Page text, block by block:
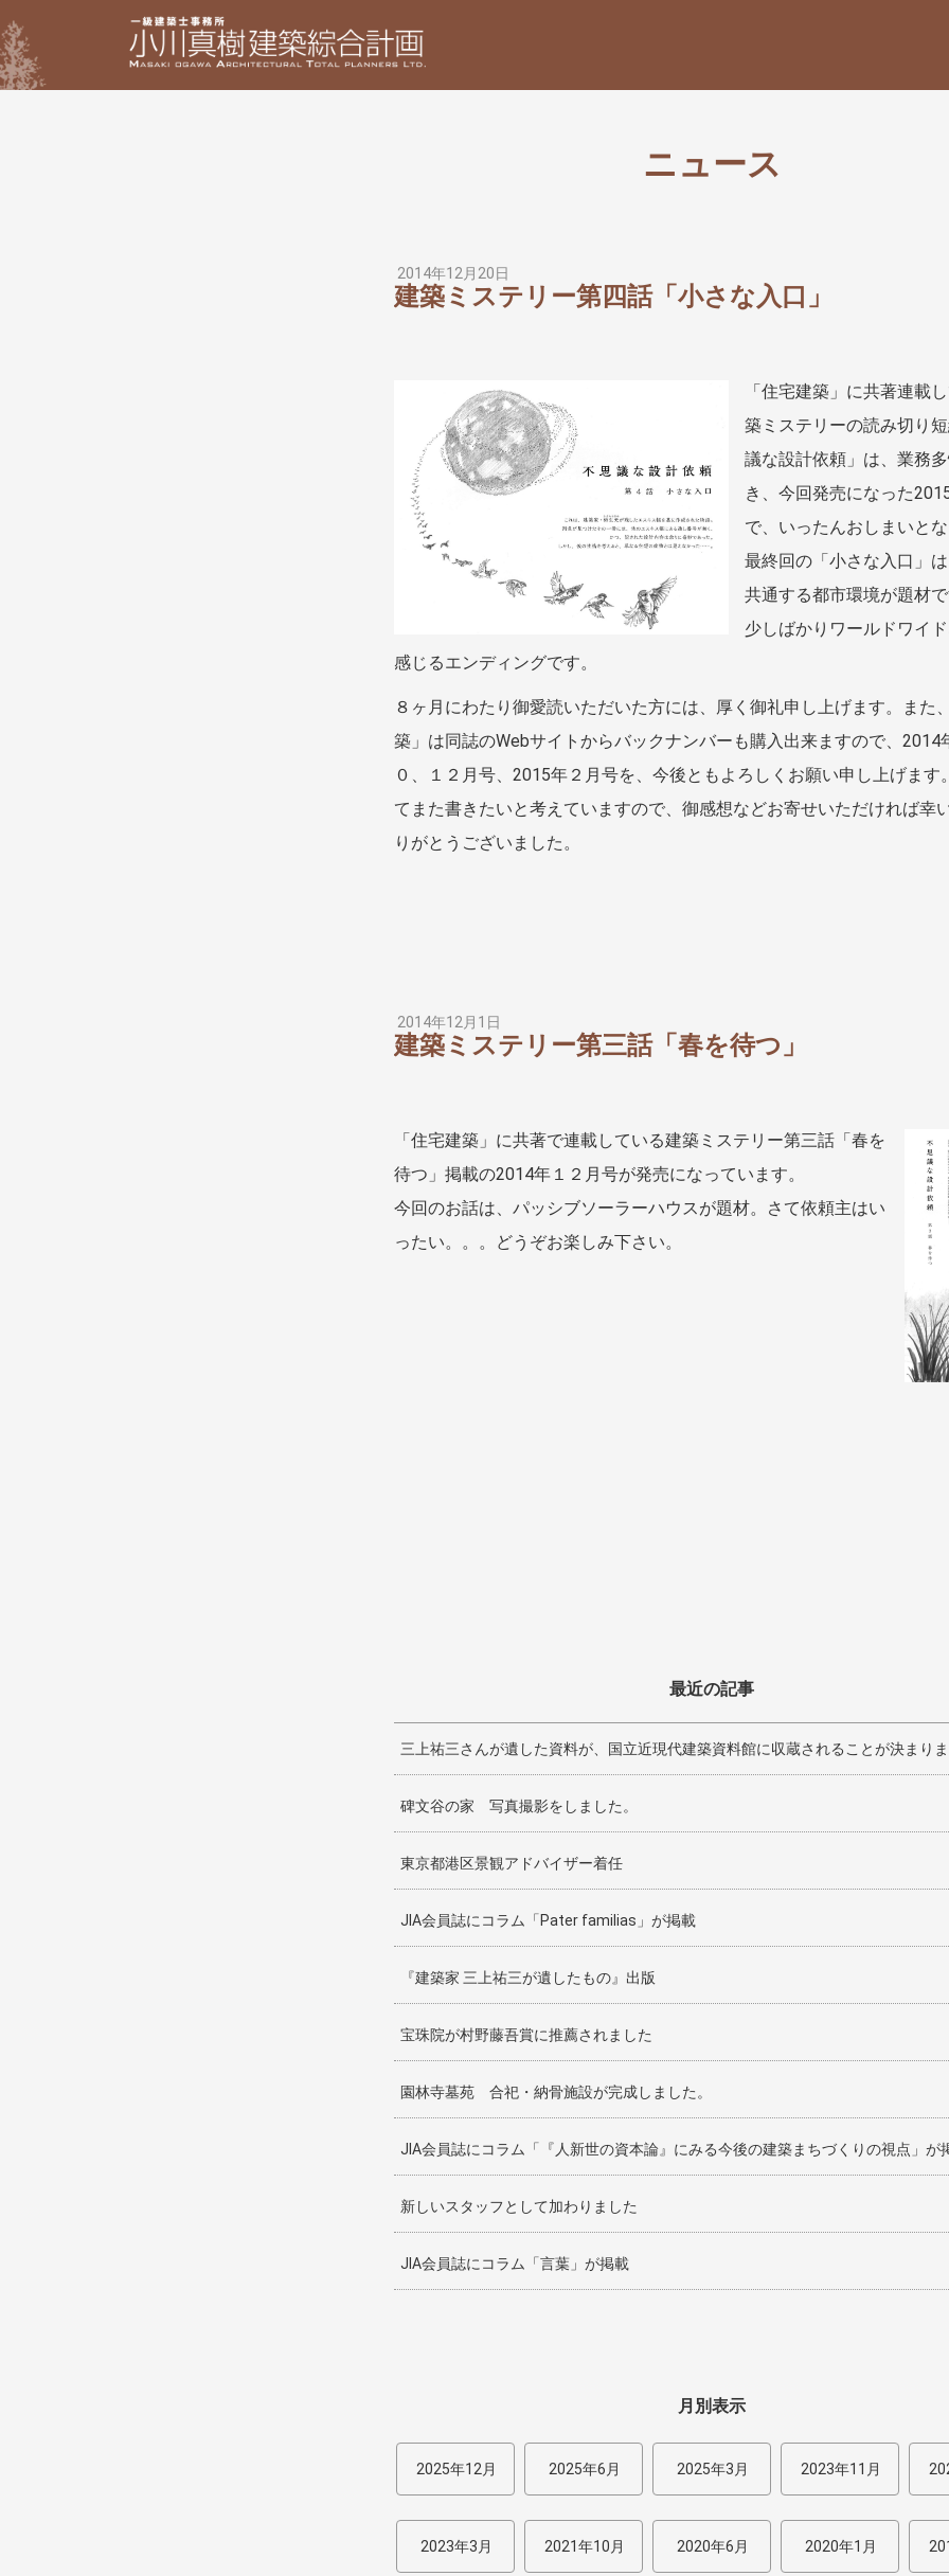
ニュース
2014年12月20日
建築ミステリー第四話「小さな入口」
「住宅建築」に共著連載
築ミステリーの読み切り
議な設計依頼」は、業務
き、今回発売になった
で、いったんおしまいと
最終回の「小さな入口」
共通する都市環境が題材
少しばかりワールドワイ
感じるエンディングです。
８ヶ月にわたり御愛読いただいた方には、厚く御礼申し上げます。また
築」は同誌のWebサイトからバックナンバーも購入出来ますので、2014
０、１２月号、2015年２月号を、今後ともよろしくお願い申し上げます
てまた書きたいと考えていますので、御感想などお寄せいただければ幸
りがとうございました。
2014年12月1日
建築ミステリー第三話「春を待つ」
「住宅建築」に共著で連載している建築ミステリー第三話「春を
待つ」掲載の2014年１２月号が発売になっています。
今回のお話は、パッシブソーラーハウスが題材。さて依頼主はい
ったい。。。どうぞお楽しみ下さい。
最近の記事
三上祐三さんが遺した資料が、国立近現代建築資料館に収蔵されることが決まり
碑文谷の家 写真撮影をしました。
東京都港区景観アドバイザー着任
JIA会員誌にコラム「Pater familias」が掲載
『建築家 三上祐三が遺したもの』出版
宝珠院が村野藤吾賞に推薦されました
園林寺墓苑 合祀・納骨施設が完成しました。
JIA会員誌にコラム「『人新世の資本論』にみる今後の建築まちづくりの視点」が
新しいスタッフとして加わりました
JIA会員誌にコラム「言葉」が掲載
月別表示
2025年12月 2025年6月 2025年3月 2023年11月
2023年3月 2021年10月 2020年6月 2020年1月